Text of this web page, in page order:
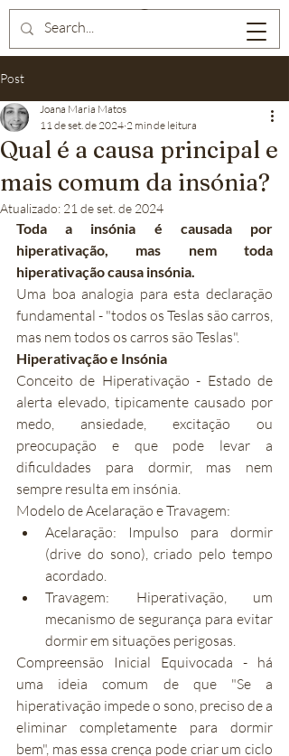
Post
Qual é a causa principal e
mais comum da insónia?
Joana Maria Matos
11 de set. de 2024 2 min de leitura
Atualizado: 21 de set. de 2024
Toda a insónia é causada por
hiperativação, mas nem toda
hiperativação causa insónia.
Uma boa analogia para esta declaração
fundamental - "todos os Teslas são carros,
mas nem todos os carros são Teslas".
Hiperativação e Insónia
Conceito de Hiperativação - Estado de
alerta elevado, tipicamente causado por
medo, ansiedade, excitação ou
preocupação e que pode levar a
dificuldades para dormir, mas nem
sempre resulta em insónia.
Modelo de Acelaração e Travagem:
Acelaração: Impulso para dormir
(drive do sono), criado pelo tempo
acordado.
Travagem: Hiperativação, um
mecanismo de segurança para evitar
dormir em situações perigosas.
Compreensão Inicial Equivocada - há
uma ideia comum de que "Se a
hiperativação impede o sono, preciso de a
eliminar completamente para dormir
bem", mas essa crença pode criar um ciclo